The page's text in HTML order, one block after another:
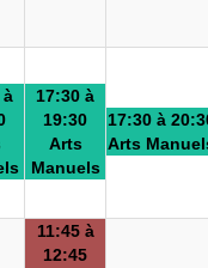
à
17:30 à
19:30
Arts
Manuels
17:30 à
Arts
11:45 à
12:45